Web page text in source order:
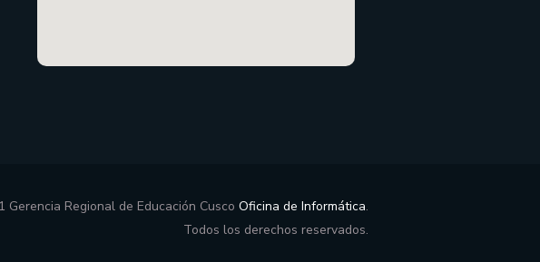
Gerencia Regional de Educación Cusco Oficina de Informática.
Todos los derechos reservados.